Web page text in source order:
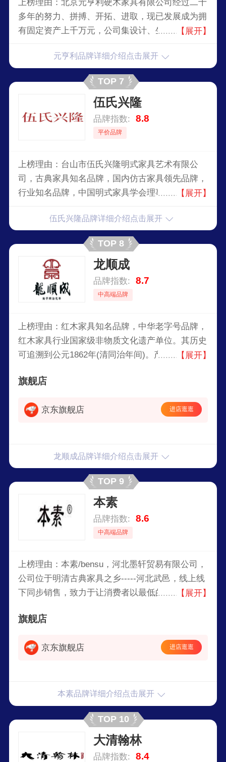
上榜理由：北京元亨利硬木家具有限公司经过二十
多年的努力、拼搏、开拓、进取，现已发展成为拥
有固定资产上千万元，公司集设计、生产、销售、
企业，下属元亨利中式装饰公司也于2001年挂牌营
【展开】
元亨利品牌详细介绍点击展开
TOP 7
伍氏兴隆
品牌指数: 8.8
平价品牌
上榜理由：台山市伍氏兴隆明式家具艺术有限公
司，古典家具知名品牌，国内仿古家具领先品牌，
行业知名品牌，中国明式家具学会理事，广东省家
珍贵的红木家具为主的生产企业。
【展开】
伍氏兴隆品牌详细介绍点击展开
TOP 8
龙顺成
品牌指数: 8.7
中高端品牌
上榜理由：红木家具知名品牌，中华老字号品牌，
红木家具行业国家级非物质文化遗产单位。其历史
可追溯到公元1862年(清同治年间)。产品采用珍贵
【展开】
旗舰店
京东旗舰店 进店逛逛
龙顺成品牌详细介绍点击展开
TOP 9
本素
品牌指数: 8.6
中高端品牌
上榜理由：本素/bensu，河北墨轩贸易有限公司，
公司位于明清古典家具之乡-----河北武邑，线上线
下同步销售，致力于让消费者以最低的价格买到更
具，花台、花架、供桌等产品。
【展开】
旗舰店
京东旗舰店 进店逛逛
本素品牌详细介绍点击展开
TOP 10
大清翰林
品牌指数: 8.4